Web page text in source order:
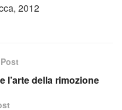
2012
l’arte della rimozione